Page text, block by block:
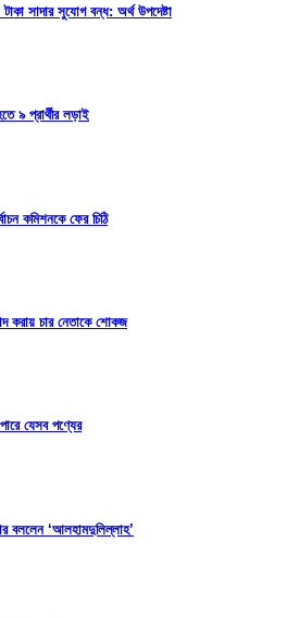
সাদার সুযোগ বন্ধ: অর্থ উপদেষ্টা
৯ প্রার্থীর লড়াই
কমিশনকে ফের চিঠি
করায় চার নেতাকে শোকজ
যেসব পণ্যের
বললেন ‘আলহামদুলিল্লাহ’